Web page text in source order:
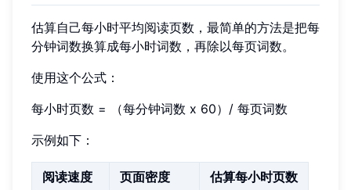
估算自己每小时平均阅读页数，最简单的方法是把每
分钟词数换算成每小时词数，再除以每页词数。
使用这个公式：
每小时页数 = （每分钟词数 x 60）/ 每页词数
示例如下：
阅读速度 页面密度
估算每小时页数